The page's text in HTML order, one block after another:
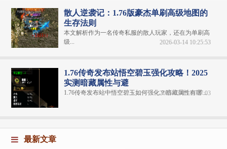
散人逆袭记：1.76版豪杰单刷高级地图的
生存法则
本文解析作为一名传奇私服的散人玩家，还在为单刷高
级...
2026-03-14 10:25:53
1.76传奇发布站悟空碧玉强化攻略！2025
实测暗藏属性与避
1.76传奇发布站中悟空碧玉如何强化？暗藏属性有哪...
2025-03-15 11:27:03
最新文章